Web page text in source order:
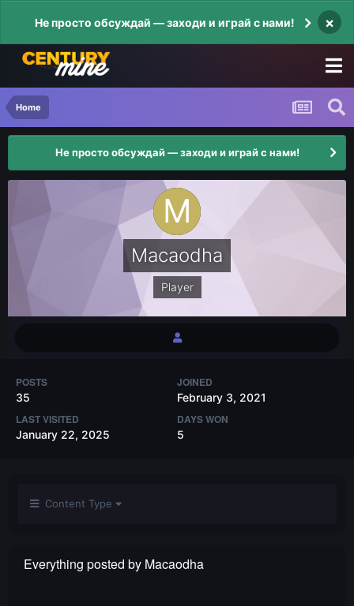
Не просто обсуждай — заходи и играй с нами! ×
Home
Не просто обсуждай — заходи и играй с нами!
Macaodha
Player
POSTS
35
JOINED
February 3, 2021
LAST VISITED
January 22, 2025
DAYS WON
5
Content Type
Everything posted by Macaodha